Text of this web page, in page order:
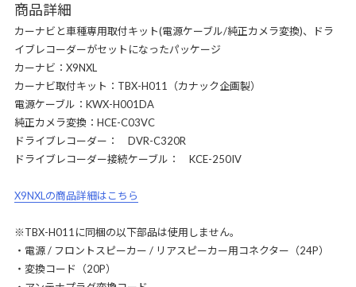
商品詳細
カーナビと車種専用取付キット(電源ケーブル/純正カメラ変換)、ドラ
イブレコーダーがセットになったパッケージ
カーナビ：X9NXL
カーナビ取付キット：TBX-H011（カナック企画製）
電源ケーブル：KWX-H001DA
純正カメラ変換：HCE-C03VC
ドライブレコーダー： DVR-C320R
ドライブレコーダー接続ケーブル： KCE-250IV
X9NXLの商品詳細はこちら
※TBX-H011に同梱の以下部品は使用しません。
・電源 / フロントスピーカー / リアスピーカー用コネクター（24P）
・変換コード（20P）